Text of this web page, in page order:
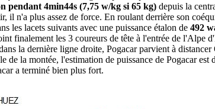
pendant 4min44s (7,75 w/kg si 65 kg) depuis la
il n'a plus assez de force. En roulant derrière son
les lacets suivants avec une puissance étalon de 492
finalement les 3 coureurs de tête à l'entrée de
la dernière ligne droite, Pogacar parvient à
la montée, l'estimation de puissance de Pogacar est
a terminé bien plus fort.